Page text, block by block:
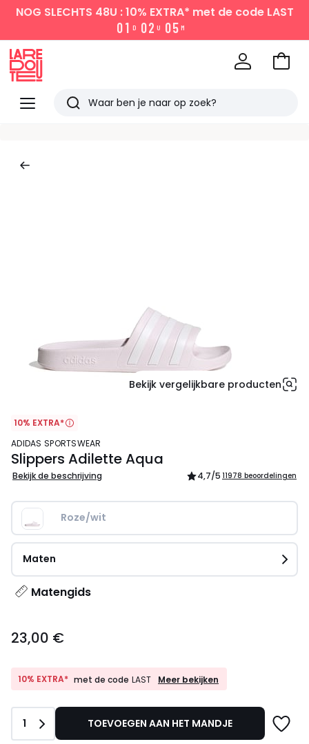
NOG SLECHTS 48U : 10% EXTRA* met de code LAST
01 D 02 U 05 M
Menu
Redoute
Zoeken
Naar
Bekijk vergelijkbare producten
10% EXTRA*
ADIDAS SPORTSWEAR
Slippers Adilette Aqua
Bekijk de beschrijving 4,7/5 11978 beoordelingen
Roze/wit
Maten
Matengids
€.
23,00 €
10% EXTRA* met de code LAST
10%
code
LAST
Meer bekijken
Aantal
1 TOEVOEGEN AAN HET MANDJE